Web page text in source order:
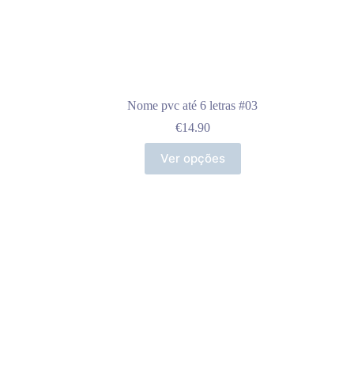
Nome pvc até 6 letras #03
€14.90
Ver opções